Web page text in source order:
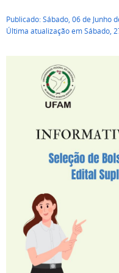
Publicado: Sábado, 06 de Junho
Última atualização em Sábado,